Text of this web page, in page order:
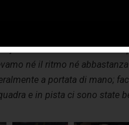
me compreso. Dopo,
all’uscita dai box. Abbiamo
né il ritmo né
a portata di mano;
e in pista ci sono state